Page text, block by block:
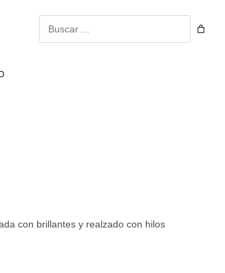
con brillantes y realzado con hilos